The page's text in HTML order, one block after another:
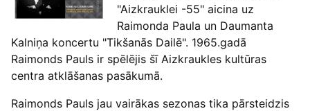
"Aizkrauklei -55" aicina uz
Raimonda Paula un Daumanta
Kalniņa koncertu "Tikšanās Dailē". 1965.gadā
Raimonds Pauls ir spēlējis šī Aizkraukles kultūras
centra atklāšanas pasākumā.
Raimonds Pauls jau vairākas sezonas tika pārsteidzis